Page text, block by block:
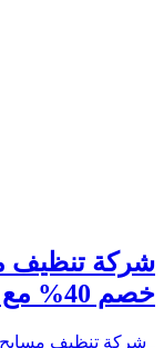
خصم 40% مع التعقيم – شركة الصفوة
شركة تنظيف مسابح